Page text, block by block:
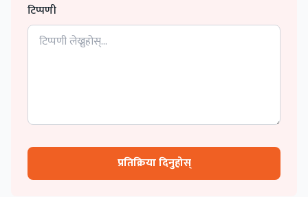
टिप्पणी
प्रतिक्रिया दिनुहोस्